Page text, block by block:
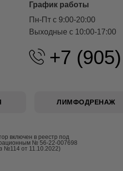
+7
включен в реестр под
№ 56-22-007698
№114 от 11.10.2022)
График работы
Пн-Пт с 9:00-20:00
Выходные с 10:00-17:00
ЛИМФОДРЕНАЖ